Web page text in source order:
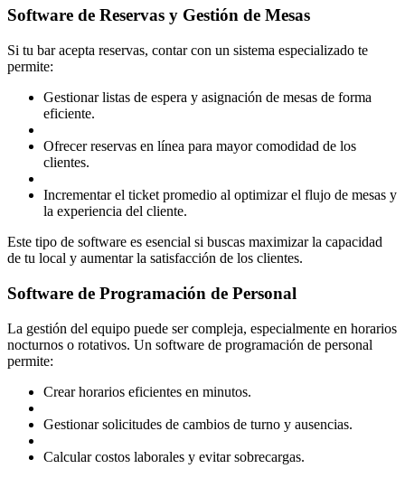
Software de Reservas y Gestión de Mesas
Si tu bar acepta reservas, contar con un sistema especializado te
permite:
Gestionar listas de espera y asignación de mesas de forma
eficiente.
Ofrecer reservas en línea para mayor comodidad de los
clientes.
Incrementar el ticket promedio al optimizar el flujo de mesas y
la experiencia del cliente.
Este tipo de software es esencial si buscas maximizar la capacidad
de tu local y aumentar la satisfacción de los clientes.
Software de Programación de Personal
La gestión del equipo puede ser compleja, especialmente en horarios
nocturnos o rotativos. Un software de programación de personal
permite:
Crear horarios eficientes en minutos.
Gestionar solicitudes de cambios de turno y ausencias.
Calcular costos laborales y evitar sobrecargas.